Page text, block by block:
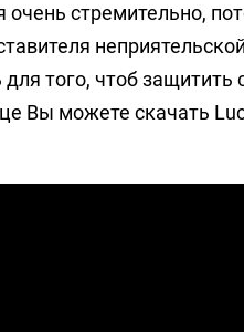
стремительно,
того, чтоб
Вы можете скачать